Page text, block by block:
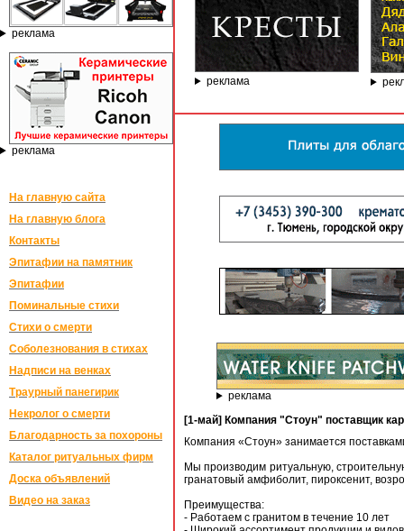
реклама
реклама
На главную сайта
На главную блога
Контакты
Эпитафии на памятник
Эпитафии
Поминальные стихи
Стихи о смерти
Соболезнования в стихах
Надписи на венках
Траурный панегирик
Некролог о смерти
Благодарность за похороны
Каталог ритуальных фирм
Доска объявлений
Видео на заказ
реклама
реклама
[1-май] Компания "Стоун" поставщик
Компания «Стоун» занимается
Мы производим ритуальную,
гранатовый амфиболит, пироксенит,
Преимущества:
- Работаем с гранитом в течение 10 лет